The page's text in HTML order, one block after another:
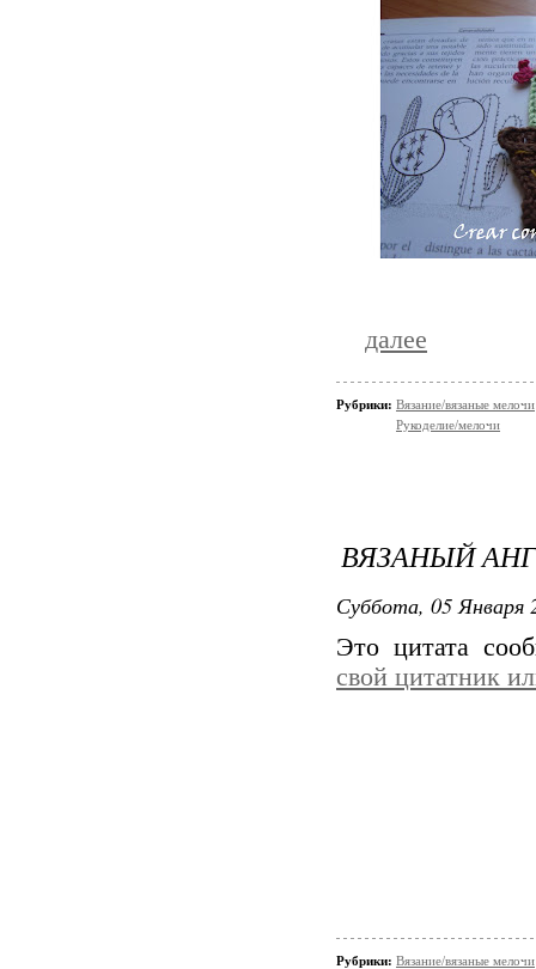
далее
Рубрики: Вязание/вязаные мелочи
Рукоделие/мелочи
ВЯЗАНЫЙ
Суббота, 05 Января
Это цитата
свой цитатник
Рубрики: Вязание/вязаные мелочи